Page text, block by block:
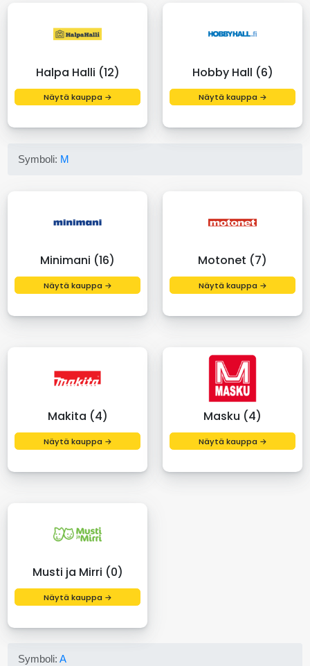
Halpa Halli (12)
Näytä kauppa →
Hobby Hall (6)
Näytä kauppa →
Symboli: M
Minimani (16)
Näytä kauppa →
Motonet (7)
Näytä kauppa →
Makita (4)
Näytä kauppa →
Masku (4)
Näytä kauppa →
Musti ja Mirri (0)
Näytä kauppa →
Symboli:A